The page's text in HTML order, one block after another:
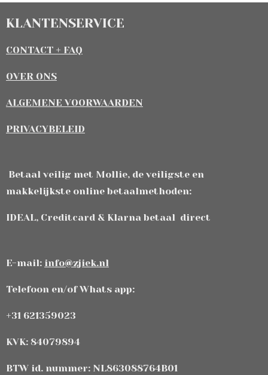
KLANTENSERVICE
CONTACT + FAQ
OVER ONS
ALGEMENE VOORWAARDEN
PRIVACYBELEID
Betaal veilig met Mollie, de veiligste en
makkelijkste online betaalmethoden:
IDEAL, Creditcard & Klarna betaal direct
E-mail: info@zjiek.nl
Telefoon en/of Whats app:
+31 621359023
KVK: 84079894
BTW id. nummer: NL863088764B01